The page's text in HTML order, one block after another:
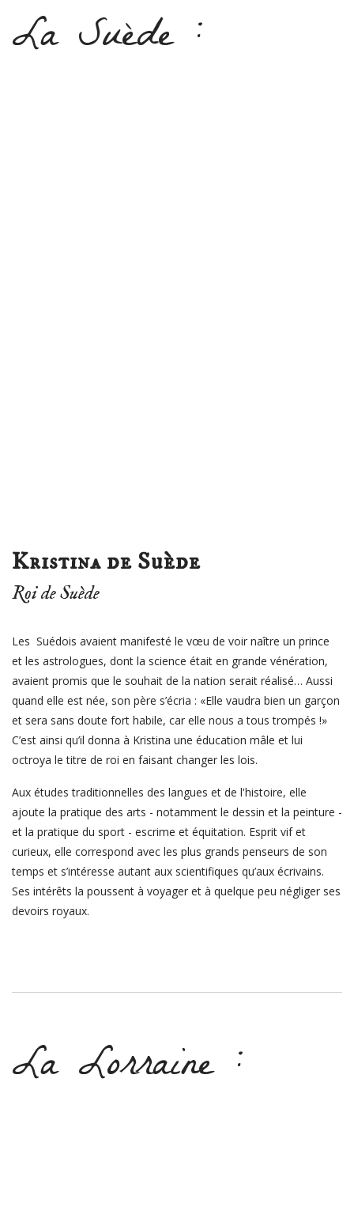
La Suède :
Kristina de Suède
Roi de Suède
Les Suédois avaient manifesté le vœu de voir naître un prince
et les astrologues, dont la science était en grande vénération,
avaient promis que le souhait de la nation serait réalisé… Aussi
quand elle est née, son père s’écria : «Elle vaudra bien un garçon
et sera sans doute fort habile, car elle nous a tous trompés !»
C’est ainsi qu’il donna à Kristina une éducation mâle et lui
octroya le titre de roi en faisant changer les lois.
Aux études traditionnelles des langues et de l'histoire, elle
ajoute la pratique des arts - notamment le dessin et la peinture -
et la pratique du sport - escrime et équitation. Esprit vif et
curieux, elle correspond avec les plus grands penseurs de son
temps et s’intéresse autant aux scientifiques qu’aux écrivains.
Ses intérêts la poussent à voyager et à quelque peu négliger ses
devoirs royaux.
La Lorraine :